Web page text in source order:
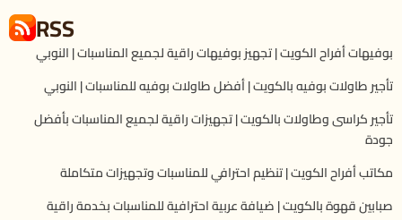
RSS
بوفيهات أفراح الكويت | تجهيز بوفيهات راقية لجميع المناسبات | النوبي
تأجير طاولات بوفيه بالكويت | أفضل طاولات بوفيه للمناسبات | النوبي
تأجير كراسى وطاولات بالكويت | تجهيزات راقية لجميع المناسبات بأفضل
جودة
مكاتب أفراح الكويت | تنظيم احترافي للمناسبات وتجهيزات متكاملة
صبابين قهوة بالكويت | ضيافة عربية احترافية للمناسبات بخدمة راقية